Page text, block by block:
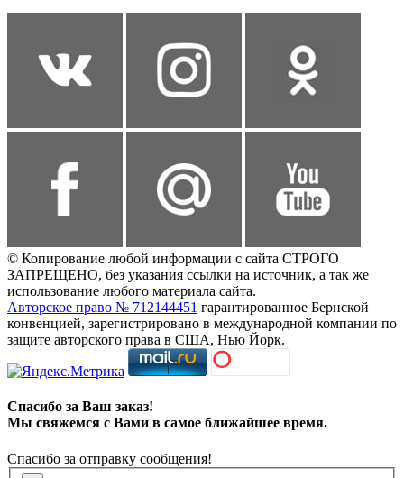
© Копирование любой информации с сайта СТРОГО
ЗАПРЕЩЕНО, без указания ссылки на источник, а так же
использование любого материала сайта.
Авторское право № 712144451 гарантированное Бернской
конвенцией, зарегистрировано в международной компании по
защите авторского права в США, Нью Йорк.
Спасибо за Ваш заказ!
Мы свяжемся с Вами в самое ближайшее время.
Спасибо за отправку сообщения!